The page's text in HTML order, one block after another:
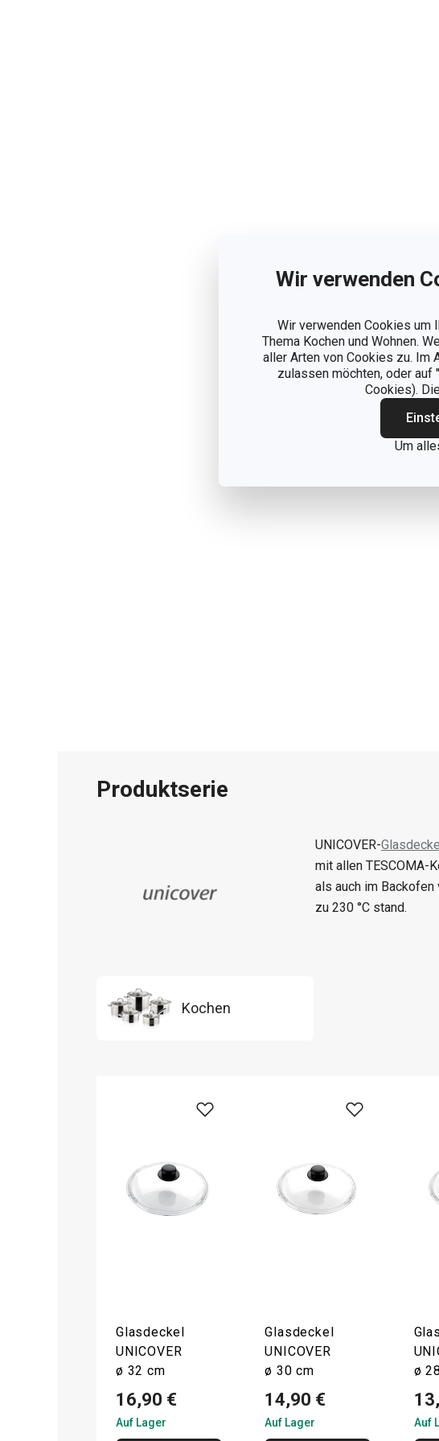
Wir verwenden
Wir verwenden Cookies um
Thema Kochen und Wohnen.
aller Arten von Cookies zu. Im
zulassen möchten, oder
Cookies).
Um
Produktserie
UNICOVER-
mit allen TESCOMA-
als auch im
zu 230 °C stand.
Kochen
Glasdeckel
UNICOVER
ø 32 cm
16,90 €
Auf Lager
Glasdeckel
UNICOVER
ø 30 cm
14,90 €
Auf Lager
ø
Auf